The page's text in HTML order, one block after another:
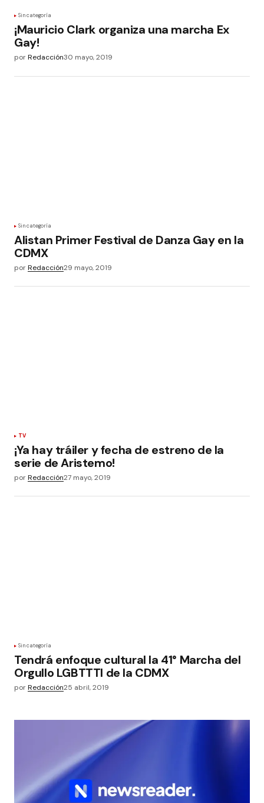
Sin categoría
¡Mauricio Clark organiza una marcha Ex
Gay!
porRedacción30 mayo, 2019
Sin categoría
Alistan Primer Festival de Danza Gay en la
CDMX
porRedacción29 mayo, 2019
TV
¡Ya hay tráiler y fecha de estreno de la
serie de Aristemo!
porRedacción27 mayo, 2019
Sin categoría
Tendrá enfoque cultural la 41° Marcha del
Orgullo LGBTTTI de la CDMX
porRedacción25 abril, 2019